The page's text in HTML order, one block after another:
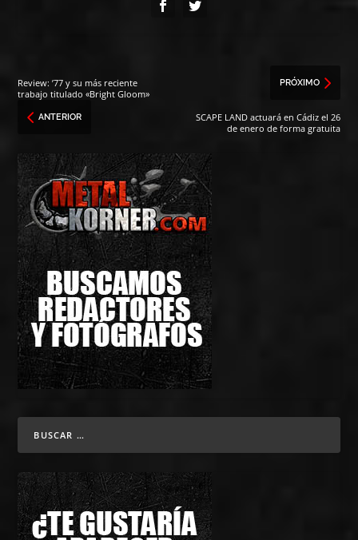
Review: ’77 y su más reciente
trabajo titulado «Bright Gloom»
ANTERIOR
PRÓXIMO
SCAPE LAND actuará en Cádiz el 26
de enero de forma gratuita